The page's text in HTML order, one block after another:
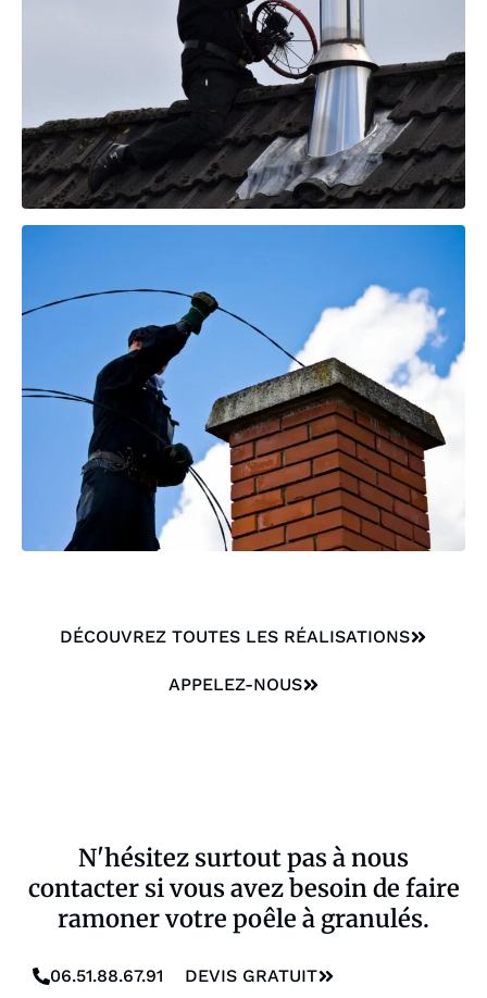
DÉCOUVREZ TOUTES LES RÉALISATIONS
APPELEZ-NOUS
N'hésitez surtout pas à nous
contacter si vous avez besoin de faire
ramoner votre poêle à granulés.
06.51.88.67.91 DEVIS GRATUIT